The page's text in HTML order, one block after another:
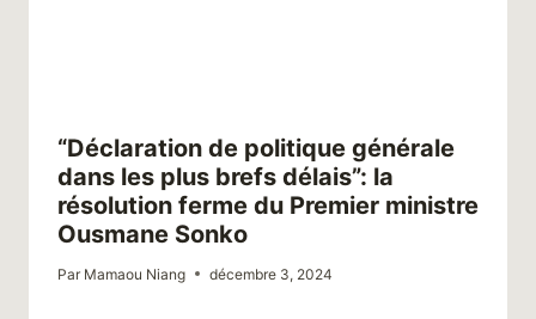
“Déclaration de politique générale
dans les plus brefs délais”: la
résolution ferme du Premier ministre
Ousmane Sonko
Par Mamaou Niang décembre 3, 2024